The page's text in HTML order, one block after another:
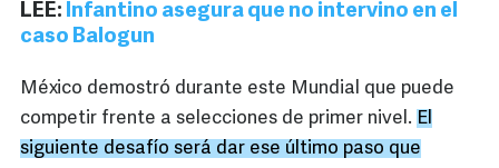
LEE: Infantino asegura que no intervino en el
caso Balogun
México demostró durante este Mundial que puede
competir frente a selecciones de primer nivel. El
siguiente desafío será dar ese último paso que